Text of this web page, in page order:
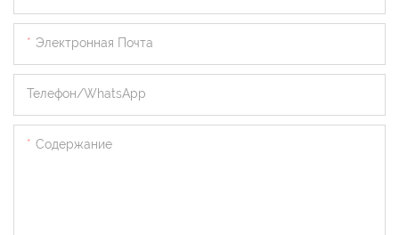
Электронная Почта
Телефон/WhatsApp
Содержание